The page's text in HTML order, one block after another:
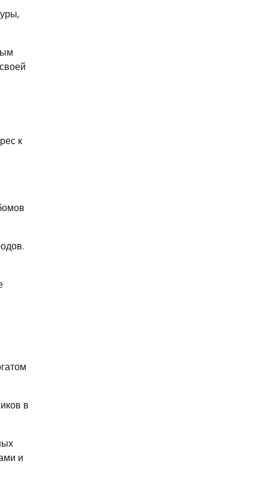
к
в
и